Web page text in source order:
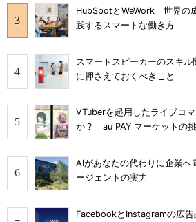
HubSpotとWeWork 世界の
践するスマートな働き方
スマートスピーカーのスキ
に押さえておくべきこと
VTuberを起用したライブコ
か？ au PAY マーケットの
AIがあなたの代わりに企業
ージェントの実力
FacebookとInstagramの広